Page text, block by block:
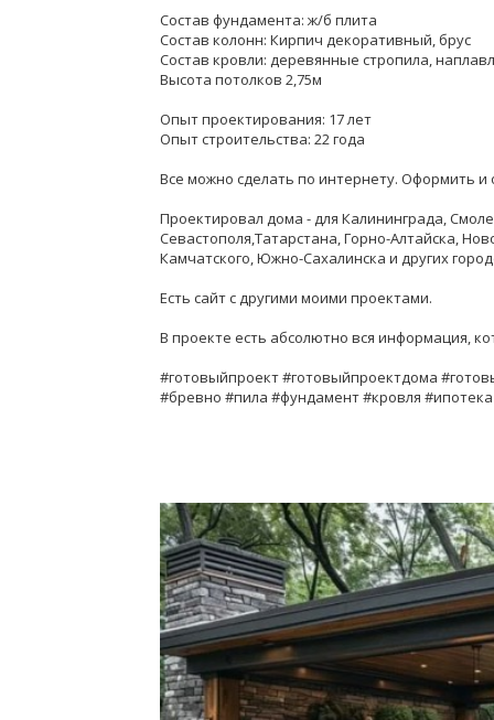
Состав фундамента: ж/б плита
Состав колонн: Кирпич декоративный, брус
Состав кровли: деревянные стропила,
Высота потолков 2,75м
Опыт проектирования: 17 лет
Опыт строительства: 22 года
Все можно сделать по интернету. Оформить и
Проектировал дома - для Калининграда,
Севастополя,Татарстана, Горно-Алтайска,
Камчатского, Южно-Сахалинска и других
Есть сайт с другими моими проектами.
В проекте есть абсолютно вся информация,
#готовыйпроект #готовыйпроектдома
#бревно #пила #фундамент #кровля